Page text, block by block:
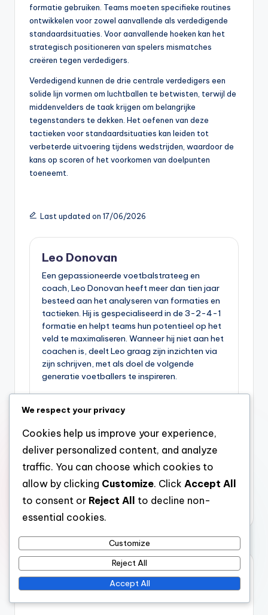
formatie gebruiken. Teams moeten specifieke routines
ontwikkelen voor zowel aanvallende als verdedigende
standaardsituaties. Voor aanvallende hoeken kan het
strategisch positioneren van spelers mismatches
creëren tegen verdedigers.
Verdedigend kunnen de drie centrale verdedigers een
solide lijn vormen om luchtballen te betwisten, terwijl de
middenvelders de taak krijgen om belangrijke
tegenstanders te dekken. Het oefenen van deze
tactieken voor standaardsituaties kan leiden tot
verbeterde uitvoering tijdens wedstrijden, waardoor de
kans op scoren of het voorkomen van doelpunten
toeneemt.
Last updated on 17/06/2026
Leo Donovan
Een gepassioneerde voetbalstrateeg en
coach, Leo Donovan heeft meer dan tien jaar
besteed aan het analyseren van formaties en
tactieken. Hij is gespecialiseerd in de 3-2-4-1
formatie en helpt teams hun potentieel op het
veld te maximaliseren. Wanneer hij niet aan het
coachen is, deelt Leo graag zijn inzichten via
zijn schrijven, met als doel de volgende
generatie voetballers te inspireren.
View All Posts
Post
navigation
Previous Post
Technologie
integreren,
Gegevensanalyse,
Prestatiemetrics
Comments
We respect your privacy
Cookies help us improve your experience,
deliver personalized content, and analyze
traffic. You can choose which cookies to
allow by clicking Customize. Click Accept All
to consent or Reject All
to decline non-
essential cookies.
Customize
Reject All
Accept All